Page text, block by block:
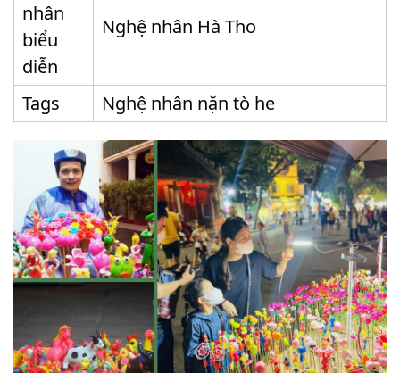
nhân
biểu
diễn
Nghệ nhân Hà Tho
Tags Nghệ nhân nặn tò he